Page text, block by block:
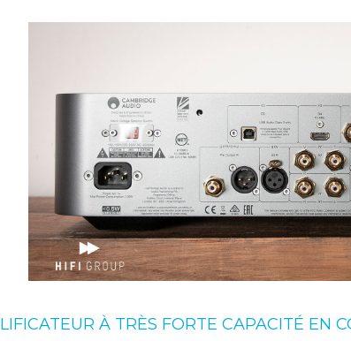
À TRÈS FORTE CAPACITÉ EN